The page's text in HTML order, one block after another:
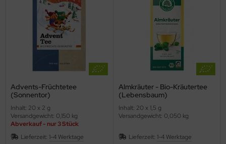
Advents-Früchtetee
(Sonnentor)
Inhalt: 20 x 2 g
Versandgewicht: 0,150 kg
Abverkauf - nur 3 Stück
Lieferzeit: 1-4 Werktage
Almkräuter - Bio-Kräutertee
(Lebensbaum)
Inhalt: 20 x 1,5 g
Versandgewicht: 0,050 kg
Lieferzeit: 1-4 Werktage